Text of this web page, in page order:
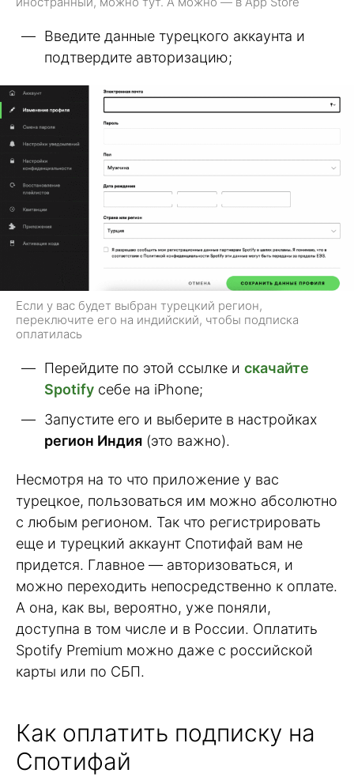
Введите данные турецкого аккаунта и
подтвердите авторизацию;
Если у вас будет выбран турецкий регион,
переключите его на индийский, чтобы подписка
оплатилась
Перейдите по этой ссылке и скачайте
Spotify себе на iPhone;
Запустите его и выберите в настройках
регион Индия (это важно).
Несмотря на то что приложение у вас
турецкое, пользоваться им можно абсолютно
с любым регионом. Так что регистрировать
еще и турецкий аккаунт Спотифай вам не
придется. Главное — авторизоваться, и
можно переходить непосредственно к оплате.
А она, как вы, вероятно, уже поняли,
доступна в том числе и в России. Оплатить
Spotify Premium можно даже с российской
карты или по СБП.
Как оплатить подписку на
Спотифай